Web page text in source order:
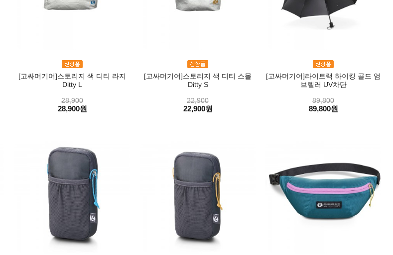
[고싸머기어]스토리지 색 디티 라지
Ditty L
28,900
28,900원
[고싸머기어]스토리지 색 디티 스몰
Ditty S
22,900
22,900원
[고싸머기어]라이트랙 하이킹 골드 엄
브렐러 UV차단
89,800
89,800원